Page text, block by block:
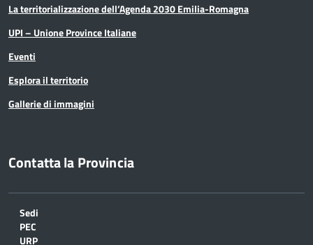
La territorializzazione dell’Agenda 2030 Emilia-Romagna
UPI – Unione Province Italiane
Eventi
Esplora il territorio
Gallerie di immagini
Contatta la Provincia
Sedi
PEC
URP